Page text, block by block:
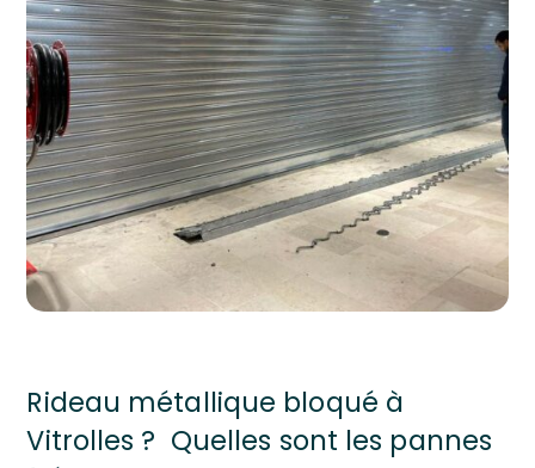
Rideau métallique bloqué à
Vitrolles ? Quelles sont les pannes